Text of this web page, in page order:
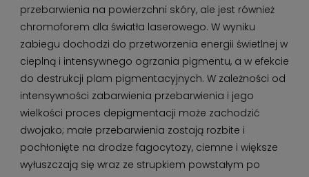
przebarwienia na powierzchni skóry, ale jest również
chromoforem dla światła laserowego. W wyniku
zabiegu dochodzi do przetworzenia energii świetlnej w
cieplną i intensywnego ogrzania pigmentu, a w efekcie
do destrukcji plam pigmentacyjnych. W zależności od
intensywności zabarwienia przebarwienia i jego
wielkości proces depigmentacji może zachodzić
dwojako; małe przebarwienia zostają rozbite i
pochłonięte na drodze fagocytozy, ciemne i większe
wyłuszczają się wraz ze strupkiem powstałym po